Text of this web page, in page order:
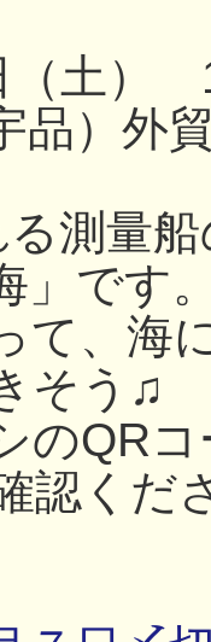
（土）
品）外
測量
」です
て、海
そう♫
のQR
認くだ